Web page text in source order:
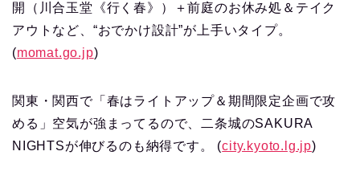
開（川合玉堂《行く春》）＋前庭のお休み処＆テイク
アウトなど、“おでかけ設計”が上手いタイプ。
(momat.go.jp)
関東・関西で「春はライトアップ＆期間限定企画で攻
める」空気が強まってるので、二条城のSAKURA
NIGHTSが伸びるのも納得です。 (city.kyoto.lg.jp)